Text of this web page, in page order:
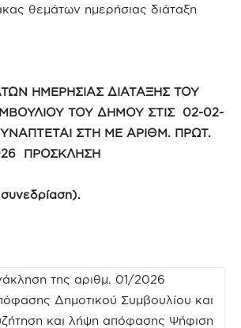
θεμάτων ημερήσιας διάταξη
ΗΜΕΡΗΣΙΑΣ ΔΙΑΤΑΞΗΣ ΤΟΥ
ΤΟΥ ΔΗΜΟΥ ΣΤΙΣ 02-02-
ΣΤΗ ΜΕ ΑΡΙΘΜ. ΠΡΩΤ.
ΠΡΟΣΚΛΗΣΗ
συνεδρίαση).
της αριθμ. 01/2026
Δημοτικού Συμβουλίου και
και λήψη απόφασης Ψήφιση